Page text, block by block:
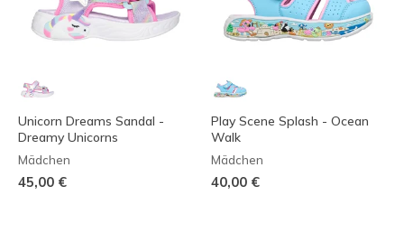
Unicorn Dreams Sandal -
Dreamy Unicorns
Mädchen
45,00 €
Play Scene Splash - Ocean
Walk
Mädchen
40,00 €